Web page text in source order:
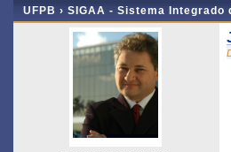
UFPB › SIGAA - Sistema